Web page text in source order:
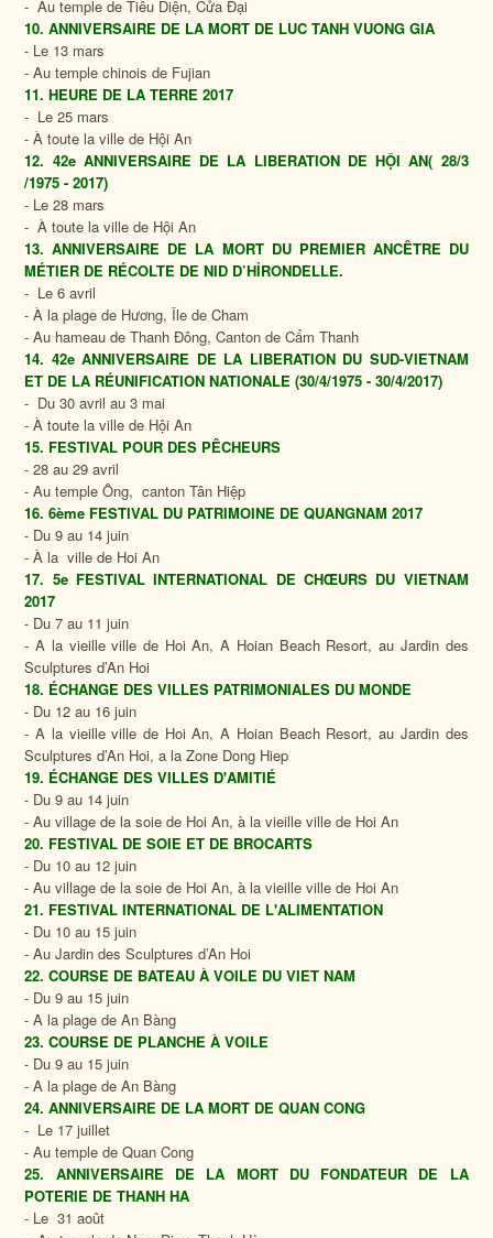
- Au temple de Tiêu Diện, Cửa Đại
10. ANNIVERSAIRE DE LA MORT DE LUC TANH VUONG GIA
- Le 13 mars
- Au temple chinois de Fujian
11. HEURE DE LA TERRE 2017
- Le 25 mars
- À toute la ville de Hội An
12. 42e ANNIVERSAIRE DE LA LIBERATION DE HỘI AN( 28/3
/1975 - 2017)
- Le 28 mars
- À toute la ville de Hội An
13. ANNIVERSAIRE DE LA MORT DU PREMIER ANCÊTRE DU
MÉTIER DE RÉCOLTE DE NID D’HỈRONDELLE.
- Le 6 avril
- À la plage de Hương, Île de Cham
- Au hameau de Thanh Đông, Canton de Cẩm Thanh
14. 42e ANNIVERSAIRE DE LA LIBERATION DU SUD-VIETNAM
ET DE LA RÉUNIFICATION NATIONALE (30/4/1975 - 30/4/2017)
- Du 30 avril au 3 mai
- À toute la ville de Hội An
15. FESTIVAL POUR DES PÊCHEURS
- 28 au 29 avril
- Au temple Ông, canton Tân Hiệp
16. 6ème FESTIVAL DU PATRIMOINE DE QUANGNAM 2017
- Du 9 au 14 juin
- À la ville de Hoi An
17. 5e FESTIVAL INTERNATIONAL DE CHŒURS DU VIETNAM
2017
- Du 7 au 11 juin
- A la vieille ville de Hoi An, A Hoian Beach Resort, au Jardin des
Sculptures d’An Hoi
18. ÉCHANGE DES VILLES PATRIMONIALES DU MONDE
- Du 12 au 16 juin
- A la vieille ville de Hoi An, A Hoian Beach Resort, au Jardin des
Sculptures d’An Hoi, a la Zone Dong Hiep
19. ÉCHANGE DES VILLES D'AMITIÉ
- Du 9 au 14 juin
- Au village de la soie de Hoi An, à la vieille ville de Hoi An
20. FESTIVAL DE SOIE ET ​​DE BROCARTS
- Du 10 au 12 juin
- Au village de la soie de Hoi An, à la vieille ville de Hoi An
21. FESTIVAL INTERNATIONAL DE L'ALIMENTATION
- Du 10 au 15 juin
- Au Jardin des Sculptures d’An Hoi
22. COURSE DE BATEAU À VOILE DU VIET NAM
- Du 9 au 15 juin
- A la plage de An Bàng
23. COURSE DE PLANCHE À VOILE
- Du 9 au 15 juin
- A la plage de An Bàng
24. ANNIVERSAIRE DE LA MORT DE QUAN CONG
- Le 17 juillet
- Au temple de Quan Cong
25. ANNIVERSAIRE DE LA MORT DU FONDATEUR DE LA
POTERIE DE THANH HA
- Le 31 août